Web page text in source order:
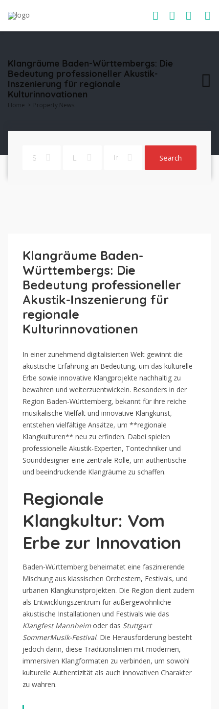
Klangräume Baden-Württembergs: Die
Bedeutung professioneller Akustik-
Inszenierung für regionale
Kulturinnovationen
Home Property News
Search
Klangräume Baden-
Württembergs: Die
Bedeutung professioneller
Akustik-Inszenierung für
regionale
Kulturinnovationen
In einer zunehmend digitalisierten Welt gewinnt die
akustische Erfahrung an Bedeutung, um das kulturelle
Erbe sowie innovative Klangprojekte nachhaltig zu
bewahren und weiterzuentwickeln. Besonders in der
Region Baden-Württemberg, bekannt für ihre reiche
musikalische Vielfalt und innovative Klangkunst,
entstehen vielfältige Ansätze, um **regionale
Klangkulturen** neu zu erfinden. Dabei spielen
professionelle Akustik-Experten, Tontechniker und
Sounddesigner eine zentrale Rolle, um authentische
und beeindruckende Klangräume zu schaffen.
Regionale
Klangkultur: Vom
Erbe zur Innovation
Baden-Württemberg beheimatet eine faszinierende
Mischung aus klassischen Orchestern, Festivals, und
urbanen Klangkunstprojekten. Die Region dient zudem
als Entwicklungszentrum für außergewöhnliche
akustische Installationen und Festivals wie das
Klangfest Mannheimoder das Stuttgart
SommerMusik-Festival. Die Herausforderung besteht
jedoch darin, diese Traditionslinien mit modernen,
immersiven Klangformaten zu verbinden, um sowohl
kulturelle Authentizität als auch innovativen Charakter
zu wahren.